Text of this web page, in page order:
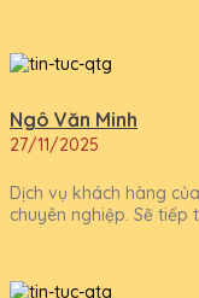
Ngô Văn Minh
27/11/2025
Dịch vụ khách hàng
chuyên nghiệp. Sẽ tiếp